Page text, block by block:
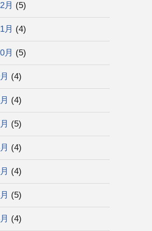
月 (5)
月 (4)
月 (5)
(4)
(4)
(5)
(4)
(4)
(5)
(4)